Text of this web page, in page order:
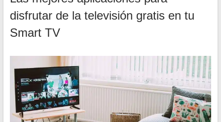
disfrutar de la televisión gratis en tu
Smart TV